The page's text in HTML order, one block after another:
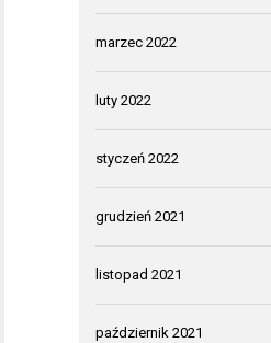
marzec 2022
luty 2022
styczeń 2022
grudzień 2021
listopad 2021
październik 2021